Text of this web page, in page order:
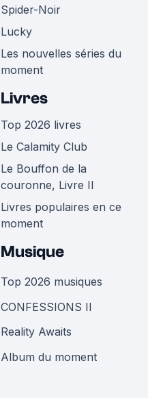
Spider-Noir
Lucky
Les nouvelles séries du
moment
Livres
Top 2026 livres
Le Calamity Club
Le Bouffon de la
couronne, Livre II
Livres populaires en ce
moment
Musique
Top 2026 musiques
CONFESSIONS II
Reality Awaits
Album du moment